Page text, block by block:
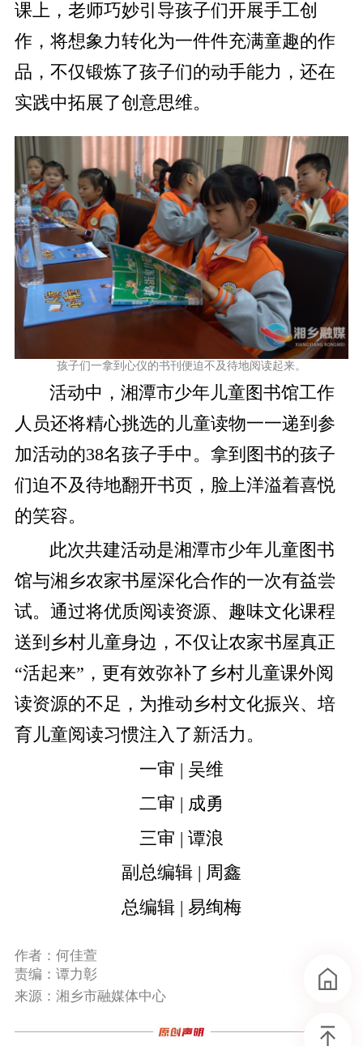
课上，老师巧妙引导孩子们开展手工创
作，将想象力转化为一件件充满童趣的作
品，不仅锻炼了孩子们的动手能力，还在
实践中拓展了创意思维。
孩子们一拿到心仪的书刊便迫不及待地阅读起来。
活动中，湘潭市少年儿童图书馆工作
人员还将精心挑选的儿童读物一一递到参
加活动的38名孩子手中。拿到图书的孩子
们迫不及待地翻开书页，脸上洋溢着喜悦
的笑容。
此次共建活动是湘潭市少年儿童图书
馆与湘乡农家书屋深化合作的一次有益尝
试。通过将优质阅读资源、趣味文化课程
送到乡村儿童身边，不仅让农家书屋真正
“活起来”，更有效弥补了乡村儿童课外阅
读资源的不足，为推动乡村文化振兴、培
育儿童阅读习惯注入了新活力。
一审 | 吴维
二审 | 成勇
三审 | 谭浪
副总编辑 | 周鑫
总编辑 | 易绚梅
作者：何佳萱
责编：谭力彰
来源：湘乡市融媒体中心